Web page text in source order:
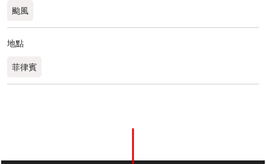
颱風
地點
菲律賓